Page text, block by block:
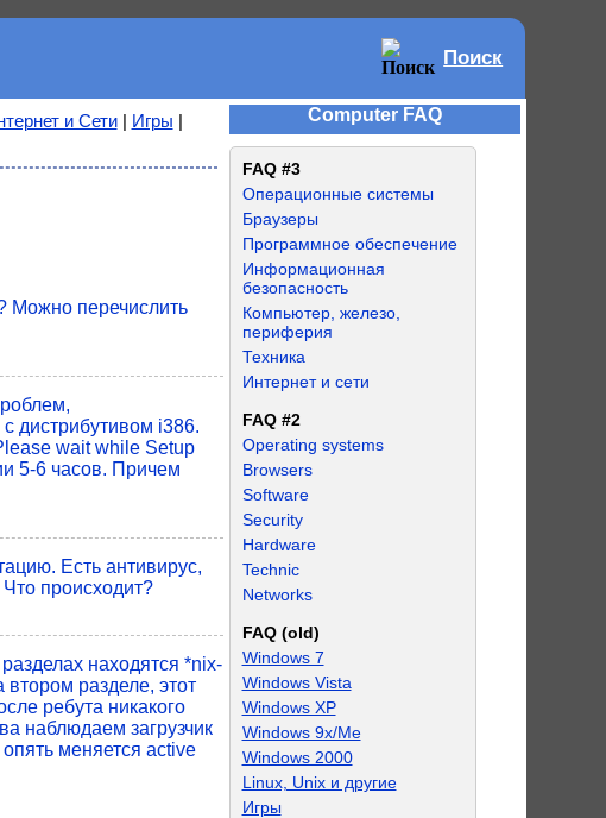
Поиск
и Сети| Игры |
Можно перечислить
дистрибутивом i386.
wait while Setup
5-6 часов. Причем
Есть антивирус,
происходит?
находятся *nix-
разделе, этот
ребута никакого
наблюдаем загрузчик
меняется active
Computer FAQ
FAQ #3
Операционные системы
Браузеры
Программное обеспечение
Информационная
безопасность
Компьютер, железо,
периферия
Техника
Интернет и сети
FAQ #2
Operating systems
Browsers
Software
Security
Hardware
Technic
Networks
FAQ (old)
Windows 7
Windows Vista
Windows XP
Windows 9x/Me
Windows 2000
Linux, Unix и другие
Игры